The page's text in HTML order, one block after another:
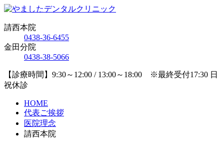
請西本院
0438-36-6455
金田分院
0438-38-5066
【診療時間】9:30～12:00 / 13:00～18:00 ※最終受付17:30 日
祝休診
HOME
代表ご挨拶
医院理念
請西本院